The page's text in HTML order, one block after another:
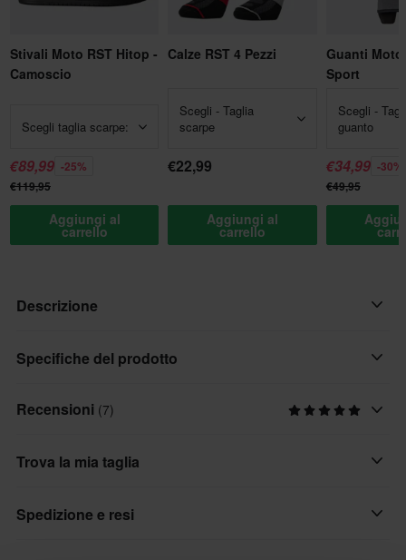
Stivali Moto RST Hitop -
Camoscio
Scegli taglia scarpe:
€89,99 -25%
€119,95
Aggiungi al
carrello
Calze RST 4 Pezzi
Scegli - Taglia
scarpe
€22,99
Aggiungi al
carrello
Guanti Moto
Sport
Scegli -
guanto
€34,99 -30%
€49,95
Descrizione
Queste sono le ultime sneaker da moto, perfette per quando sei
sulle caviglie, puntale integrato, uno stile classico e sono
impermeabili e molto polivalenti.
Caratteristiche:
• Versione impermeabile con fodera SinAqua
Specifiche del prodotto
Genere prodotto
Recensioni (7)
Trova la mia taglia
Spedizione e resi